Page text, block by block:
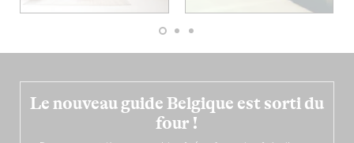
Le nouveau guide Belgique est sorti du
four !